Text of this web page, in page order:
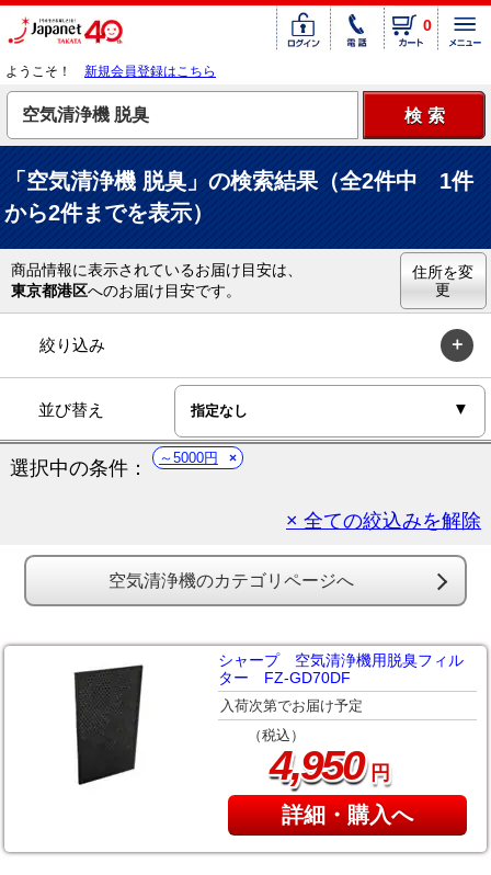
0
ようこそ！ 新規会員登録はこちら
「空気清浄機 脱臭」の検索結果（全2件中 1件
から2件までを表示）
商品情報に表示されているお届け目安は、
東京都港区へのお届け目安です。
住所を変
更
絞り込み
並び替え
選択中の条件： ～5000円
× 全ての絞込みを解除
空気清浄機のカテゴリページへ
シャープ 空気清浄機用脱臭フィル
ター FZ-GD70DF
入荷次第でお届け予定
（税込）
4,950円
詳細・購入へ